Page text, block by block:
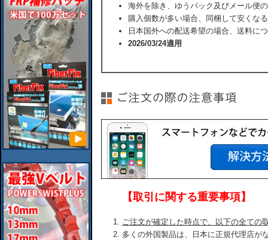
海外を除き、ゆうパック及びメール便
購入個数が多い場合、同梱して安くな
日本国外への配送希望の場合、送料に
2026/03/24適用
【取引に関する重要事項】
ご注文が確定した時点で、以下の全ての
多くの外国製品は、日本に正規代理店が